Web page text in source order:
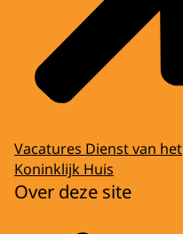
Vacatures Dienst van het
Koninklijk Huis
Over deze site